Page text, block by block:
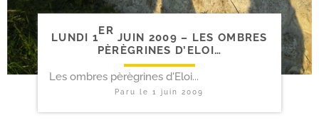
LUNDI 1
ER
JUIN 2009 – LES OMBRES
PÈRÈGRINES D’ELOI…
Les ombres pèrègrines d'Eloi...
Paru le1 juin 2009